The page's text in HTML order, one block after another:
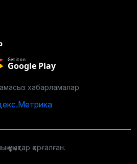
Get it on
Google Play
хабарламалар.
құқықтар қорғалған.